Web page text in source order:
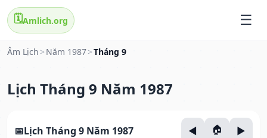
🗓️Amlich.org
Âm Lịch > Năm 1987>Tháng 9
Lịch Tháng 9 Năm 1987
Lịch Tháng 9 Năm 1987